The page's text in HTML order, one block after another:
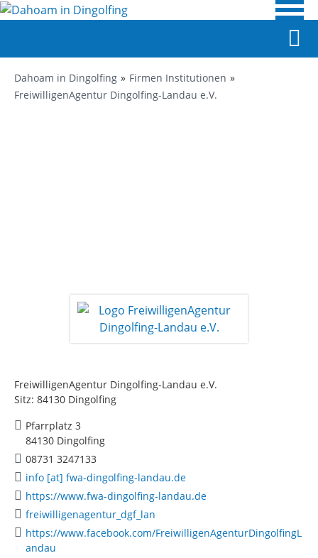
Dahoam in Dingolfing
Firmen Institutionen
FreiwilligenAgentur Dingolfing-Landau e.V.
FreiwilligenAgentur Dingolfing-Landau e.V.
Sitz: 84130 Dingolfing
Pfarrplatz 3
84130 Dingolfing
08731 3247133
info [at] fwa-dingolfing-landau.de
https://www.fwa-dingolfing-landau.de
freiwilligenagentur_dgf_lan
https://www.facebook.com/FreiwilligenAgenturDingolfingL
andau